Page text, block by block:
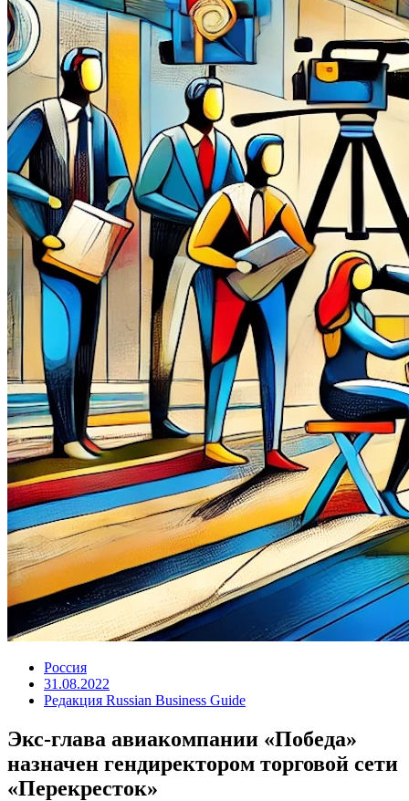
Россия
31.08.2022
Редакция Russian Business Guide
Экс-глава авиакомпании «Победа»
назначен гендиректором торговой сети
«Перекресток»